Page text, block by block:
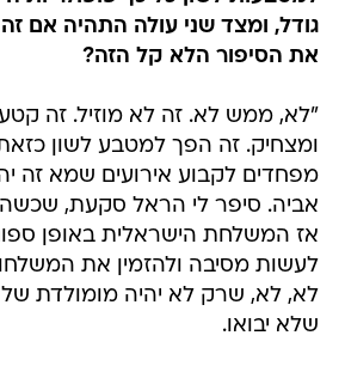
גודל, ומצד שני עולה התהיה אם
את הסיפור הלא קל הזה?
"לא, ממש לא. זה לא מוזיל. זה
ומצחיק. זה הפך למטבע לשון
מפחדים לקבוע אירועים שמא זה
אביה. סיפר לי הראל סקעת, שכשהוא
אז המשלחת הישראלית באופן
לעשות מסיבה ולהזמין את
לא, לא, שרק לא יהיה מומולדת
שלא יבואו.